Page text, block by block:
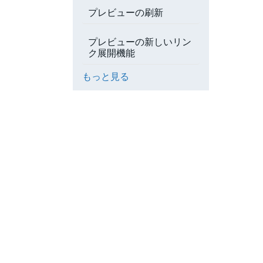
プレビューの刷新
プレビューの新しいリン
ク展開機能
もっと見る